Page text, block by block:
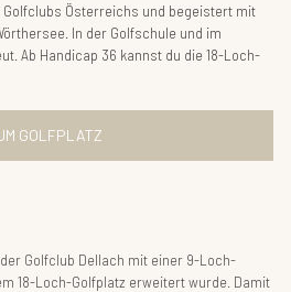
Österreichs und begeistert mit
In der Golfschule und im
Ab Handicap 36 kannst du die 18-Loch-
GOLFPLATZ
Golfclub Dellach mit einer 9-Loch-
18-Loch-Golfplatz erweitert wurde. Damit